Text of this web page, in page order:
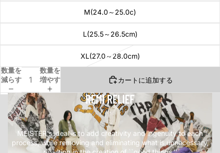
M(24.0～25.0c)
L(25.5～26.5cm)
XL(27.0～28.0cm)
数量を
減らす
数量を
増やす
カートに追加する
REMI RELIEF
.
MEISTER's ideal is to add creativity and ingenuity to each
process, while removing and eliminating what is unnecessary,